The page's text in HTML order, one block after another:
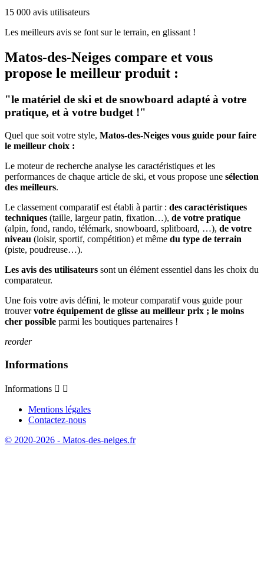
15 000 avis utilisateurs
Les meilleurs avis se font sur le terrain, en glissant !
Matos-des-Neiges compare et vous
propose le meilleur produit :
"le matériel de ski et de snowboard adapté à votre
pratique, et à votre budget !"
Quel que soit votre style, Matos-des-Neiges vous guide pour faire
le meilleur choix :
Le moteur de recherche analyse les caractéristiques et les
performances de chaque article de ski, et vous propose une sélection
des meilleurs.
Le classement comparatif est établi à partir : des caractéristiques
techniques (taille, largeur patin, fixation…), de votre pratique
(alpin, fond, rando, télémark, snowboard, splitboard, …), de votre
niveau (loisir, sportif, compétition) et même du type de terrain
(piste, poudreuse…).
Les avis des utilisateurs sont un élément essentiel dans les choix du
comparateur.
Une fois votre avis défini, le moteur comparatif vous guide pour
trouvervotre équipement de glisse au meilleur prix ; le moins
cher possible parmi les boutiques partenaires !
reorder
Informations
Informations  
Mentions légales
Contactez-nous
© 2020-2026 - Matos-des-neiges.fr